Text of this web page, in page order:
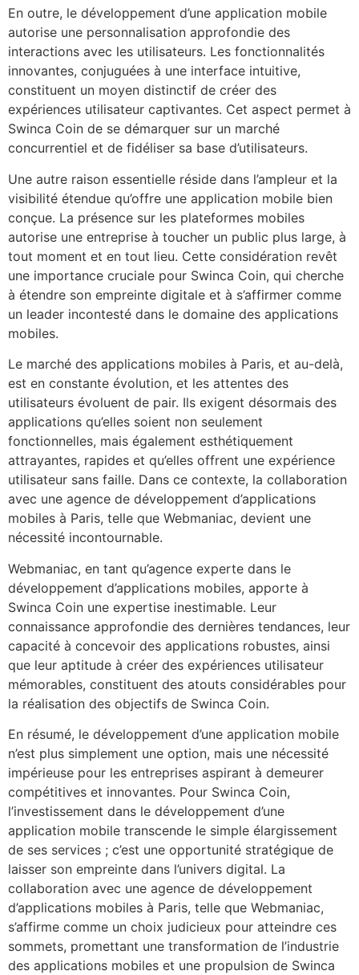
En outre, le développement d’une application mobile
autorise une personnalisation approfondie des
interactions avec les utilisateurs. Les fonctionnalités
innovantes, conjuguées à une interface intuitive,
constituent un moyen distinctif de créer des
expériences utilisateur captivantes. Cet aspect permet à
Swinca Coin de se démarquer sur un marché
concurrentiel et de fidéliser sa base d’utilisateurs.
Une autre raison essentielle réside dans l’ampleur et la
visibilité étendue qu’offre une application mobile bien
conçue. La présence sur les plateformes mobiles
autorise une entreprise à toucher un public plus large, à
tout moment et en tout lieu. Cette considération revêt
une importance cruciale pour Swinca Coin, qui cherche
à étendre son empreinte digitale et à s’affirmer comme
un leader incontesté dans le domaine des applications
mobiles.
Le marché des applications mobiles à Paris, et au-delà,
est en constante évolution, et les attentes des
utilisateurs évoluent de pair. Ils exigent désormais des
applications qu’elles soient non seulement
fonctionnelles, mais également esthétiquement
attrayantes, rapides et qu’elles offrent une expérience
utilisateur sans faille. Dans ce contexte, la collaboration
avec une agence de développement d’applications
mobiles à Paris, telle que Webmaniac, devient une
nécessité incontournable.
Webmaniac, en tant qu’agence experte dans le
développement d’applications mobiles, apporte à
Swinca Coin une expertise inestimable. Leur
connaissance approfondie des dernières tendances, leur
capacité à concevoir des applications robustes, ainsi
que leur aptitude à créer des expériences utilisateur
mémorables, constituent des atouts considérables pour
la réalisation des objectifs de Swinca Coin.
En résumé, le développement d’une application mobile
n’est plus simplement une option, mais une nécessité
impérieuse pour les entreprises aspirant à demeurer
compétitives et innovantes. Pour Swinca Coin,
l’investissement dans le développement d’une
application mobile transcende le simple élargissement
de ses services ; c’est une opportunité stratégique de
laisser son empreinte dans l’univers digital. La
collaboration avec une agence de développement
d’applications mobiles à Paris, telle que Webmaniac,
s’affirme comme un choix judicieux pour atteindre ces
sommets, promettant une transformation de l’industrie
des applications mobiles et une propulsion de Swinca